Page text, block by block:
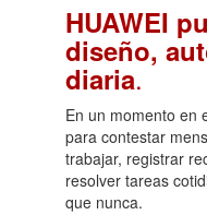
HUAWEI
diseño,
diaria.
En un momento en
para contestar
trabajar, registrar
resolver tareas
que nunca.